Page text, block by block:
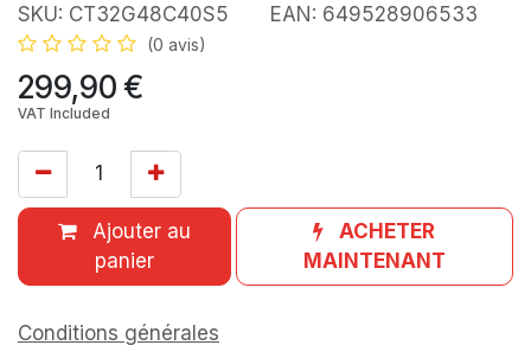
SKU: CT32G48C40S5 EAN: 649528906533
(0 avis)
299,90€
VAT Included
Ajouter au
panier
ACHETER
MAINTENANT
Conditions générales